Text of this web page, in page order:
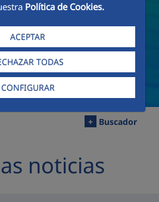
Política de Cookies.
ACEPTAR
TODAS
CONFIGURAR
+ Buscador
noticias